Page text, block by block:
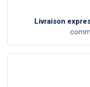
Livraison